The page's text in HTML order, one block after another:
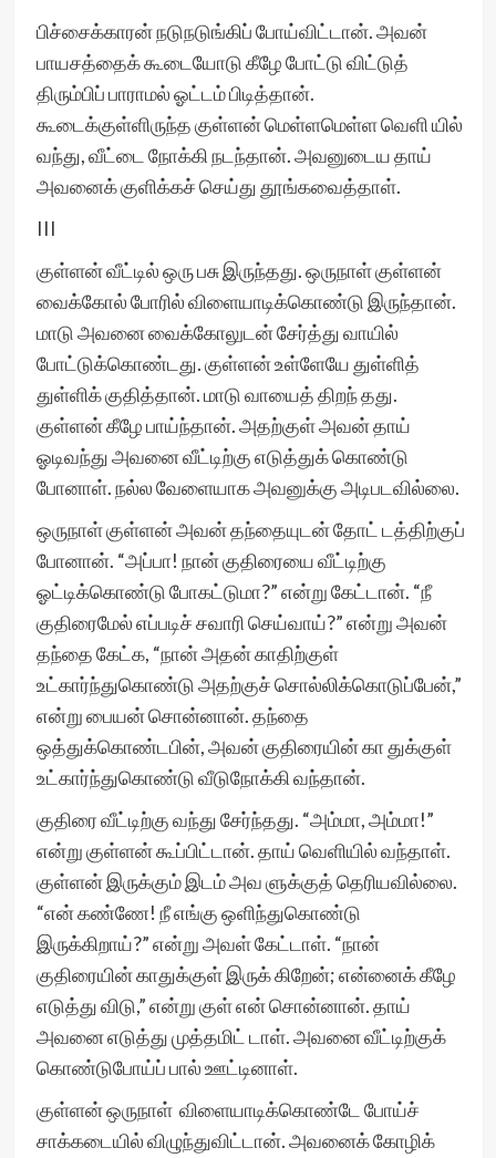
பிச்சைக்காரன் நடுநடுங்கிப் போய்விட்டான். அவன்
பாயசத்தைக் கூடையோடு கீழே போட்டு விட்டுத்
திரும்பிப் பாராமல் ஓட்டம் பிடித்தான்.
கூடைக்குள்ளிருந்த குள்ளன் மெள்ளமெள்ள வெளி யில்
வந்து, வீட்டை நோக்கி நடந்தான். அவனுடைய தாய்
அவனைக் குளிக்கச் செய்து தூங்கவைத்தாள்.
III
குள்ளன் வீட்டில் ஒரு பசு இருந்தது. ஒருநாள் குள்ளன்
வைக்கோல் போரில் விளையாடிக்கொண்டு இருந்தான்.
மாடு அவனை வைக்கோலுடன் சேர்த்து வாயில்
போட்டுக்கொண்டது. குள்ளன் உள்ளேயே துள்ளித்
துள்ளிக் குதித்தான். மாடு வாயைத் திறந் தது.
குள்ளன் கீழே பாய்ந்தான். அதற்குள் அவன் தாய்
ஓடிவந்து அவனை வீட்டிற்கு எடுத்துக் கொண்டு
போனாள். நல்ல வேளையாக அவனுக்கு அடிபடவில்லை.
ஒருநாள் குள்ளன் அவன் தந்தையுடன் தோட் டத்திற்குப்
போனான். “அப்பா! நான் குதிரையை வீட்டிற்கு
ஓட்டிக்கொண்டு போகட்டுமா?” என்று கேட்டான். “நீ
குதிரைமேல் எப்படிச் சவாரி செய்வாய்?” என்று அவன்
தந்தை கேட்க, “நான் அதன் காதிற்குள்
உட்கார்ந்துகொண்டு அதற்குச் சொல்லிக்கொடுப்பேன்,”
என்று பையன் சொன்னான். தந்தை
ஒத்துக்கொண்டபின், அவன் குதிரையின் கா துக்குள்
உட்கார்ந்துகொண்டு வீடுநோக்கி வந்தான்.
குதிரை வீட்டிற்கு வந்து சேர்ந்தது. “அம்மா, அம்மா!”
என்று குள்ளன் கூப்பிட்டான். தாய் வெளியில் வந்தாள்.
குள்ளன் இருக்கும் இடம் அவ ளுக்குத் தெரியவில்லை.
“என் கண்ணே! நீ எங்கு ஒளிந்துகொண்டு
இருக்கிறாய்?” என்று அவள் கேட்டாள். “நான்
குதிரையின் காதுக்குள் இருக் கிறேன்; என்னைக் கீழே
எடுத்து விடு,” என்று குள் என் சொன்னான். தாய்
அவனை எடுத்து முத்தமிட் டாள். அவனை வீட்டிற்குக்
கொண்டுபோய்ப் பால் ஊட்டினாள்.
குள்ளன் ஒருநாள் விளையாடிக்கொண்டே போய்ச்
சாக்கடையில் விழுந்துவிட்டான். அவனைக் கோழிக்